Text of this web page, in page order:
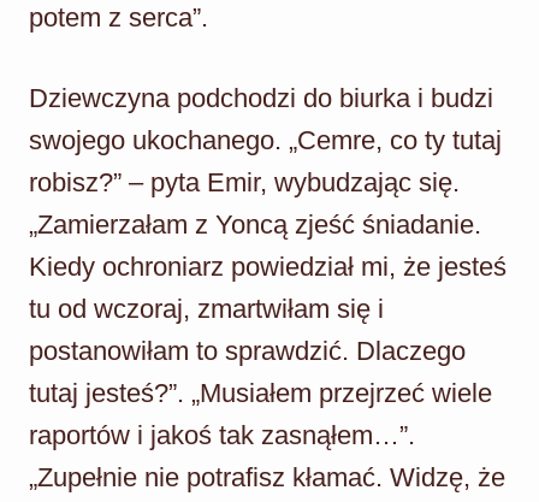
potem z serca”.
Dziewczyna podchodzi do biurka i budzi
swojego ukochanego. „Cemre, co ty tutaj
robisz?” – pyta Emir, wybudzając się.
„Zamierzałam z Yoncą zjeść śniadanie.
Kiedy ochroniarz powiedział mi, że jesteś
tu od wczoraj, zmartwiłam się i
postanowiłam to sprawdzić. Dlaczego
tutaj jesteś?”. „Musiałem przejrzeć wiele
raportów i jakoś tak zasnąłem…”.
„Zupełnie nie potrafisz kłamać. Widzę, że